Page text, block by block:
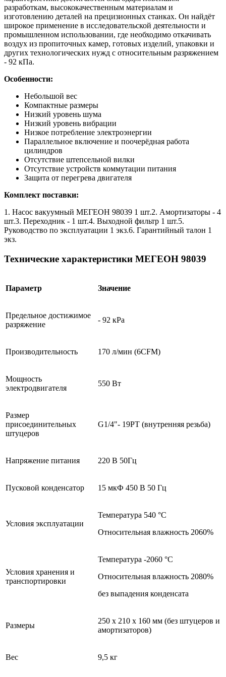
разработкам, высококачественным материалам и
изготовлению деталей на прецизионных станках. Он найдёт
широкое применение в исследовательской деятельности и
промышленном использовании, где необходимо откачивать
воздух из пропиточных камер, готовых изделий, упаковки и
других технологических нужд с относительным разряжением
- 92 кПа.
Особенности:
Небольшой вес
Компактные размеры
Низкий уровень шума
Низкий уровень вибрации
Низкое потребление электроэнергии
Параллельное включение и поочерёдная работа
цилиндров
Отсутствие штепсельной вилки
Отсутствие устройств коммутации питания
Защита от перегрева двигателя
Комплект поставки:
1. Насос вакуумный МЕГЕОН 98039 1 шт.2. Амортизаторы - 4
шт.3. Переходник - 1 шт.4. Выходной фильтр 1 шт.5.
Руководство по эксплуатации 1 экз.6. Гарантийный талон 1
экз.
Технические характеристики МЕГЕОН 98039
Параметр Значение
Предельное достижимое
разряжение
- 92 кРа
Производительность 170 л/мин (6CFM)
Мощность
электродвигателя
550 Вт
Размер
присоединительных
штуцеров
G1/4"- 19PT (внутренняя резьба)
Напряжение питания 220 В 50Гц
Пусковой конденсатор 15 мкФ 450 В 50 Гц
Условия эксплуатации
Температура 540 °С
Относительная влажность 2060%
Условия хранения и
транспортировки
Температура -2060 °С
Относительная влажность 2080%
без выпадения конденсата
Размеры
250 х 210 х 160 мм (без штуцеров и
амортизаторов)
Вес 9,5 кг